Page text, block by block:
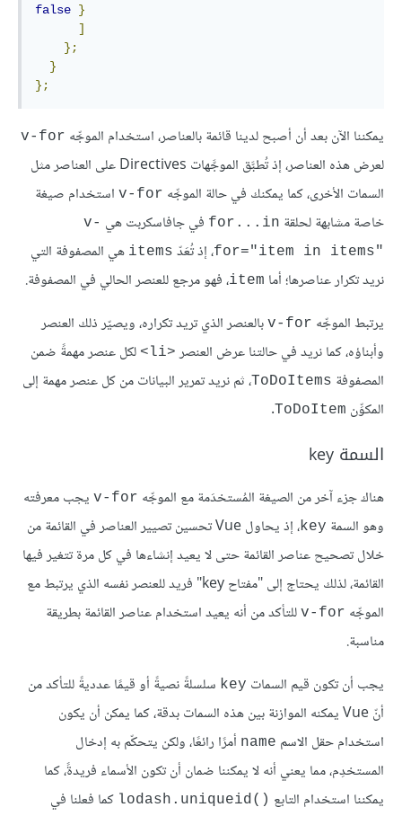
false }
]
};
}
};
يمكننا الآن بعد أن أصبح لدينا قائمة بالعناصر، استخدام الموجِّه v-for
لعرض هذه العناصر، إذ تُطبَّق الموجَّهات Directives على العناصر مثل
السمات الأخرى، كما يمكنك في حالة الموجِّه v-for استخدام صيغة
خاصة مشابهة لحلقة for...in في جافاسكربت هي v-
for="item in items"‎، إذ تُعَدّ items هي المصفوفة التي
نريد تكرار عناصرها؛ أما item، فهو مرجع للعنصر الحالي في المصفوفة.
يرتبط الموجِّه v-for بالعنصر الذي تريد تكراره، ويصيّر ذلك العنصر
وأبناؤه، كما نريد في حالتنا عرض العنصر <li>
لكل عنصر مهمةً ضمن
المصفوفة ToDoItems، ثم نريد تمرير البيانات من كل عنصر مهمة إلى
المكوِّن ToDoItem
.
السمة key
هناك جزء آخر من الصيغة المُستخدَمة مع الموجِّه v-for يجب معرفته
وهو السمة key
، إذ يحاول Vue تحسين تصيير العناصر في القائمة من
خلال تصحيح عناصر القائمة حتى لا يعيد إنشاءها في كل مرة تتغير فيها
القائمة، لذلك يحتاج إلى "مفتاح key" فريد للعنصر نفسه الذي يرتبط مع
الموجِّه v-for للتأكد من أنه يعيد استخدام عناصر القائمة بطريقة
مناسبة.
يجب أن تكون قيم السمات key سلسلةً نصيةً أو قيمًا عدديةً للتأكد من
أنّ Vue يمكنه الموازنة بين هذه السمات بدقة، كما يمكن أن يكون
استخدام حقل الاسم name أمرًا رائعًا، ولكن يتحكّم به إدخال
المستخدِم، مما يعني أنه لا يمكننا ضمان أن تكون الأسماء فريدةً، كما
يمكننا استخدام التابع lodash.uniqueid()‎ كما فعلنا في